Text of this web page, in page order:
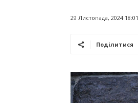
29 Листопада, 2024 18:01
Поділитися